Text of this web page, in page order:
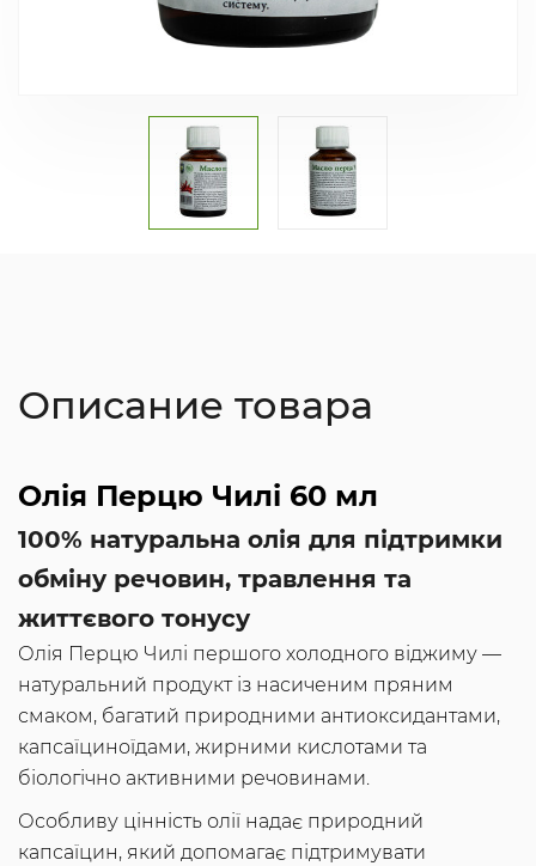
Описание товара
Олія Перцю Чилі 60 мл
100% натуральна олія для підтримки
обміну речовин, травлення та
життєвого тонусу
Олія Перцю Чилі першого холодного віджиму —
натуральний продукт із насиченим пряним
смаком, багатий природними антиоксидантами,
капсаїциноїдами, жирними кислотами та
біологічно активними речовинами.
Особливу цінність олії надає природний
капсаїцин, який допомагає підтримувати